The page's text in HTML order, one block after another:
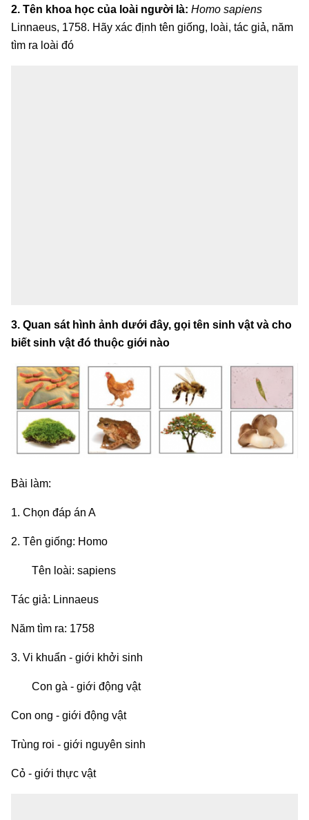
2. Tên khoa học của loài người là: Homo sapiens
Linnaeus, 1758. Hãy xác định tên giống, loài, tác giả, năm
tìm ra loài đó
3. Quan sát hình ảnh dưới đây, gọi tên sinh vật và cho
biết sinh vật đó thuộc giới nào
Bài làm:
1. Chọn đáp án A
2. Tên giống: Homo
Tên loài: sapiens
Tác giả: Linnaeus
Năm tìm ra: 1758
3. Vi khuẩn - giới khởi sinh
Con gà - giới động vật
Con ong - giới động vật
Trùng roi - giới nguyên sinh
Cỏ - giới thực vật